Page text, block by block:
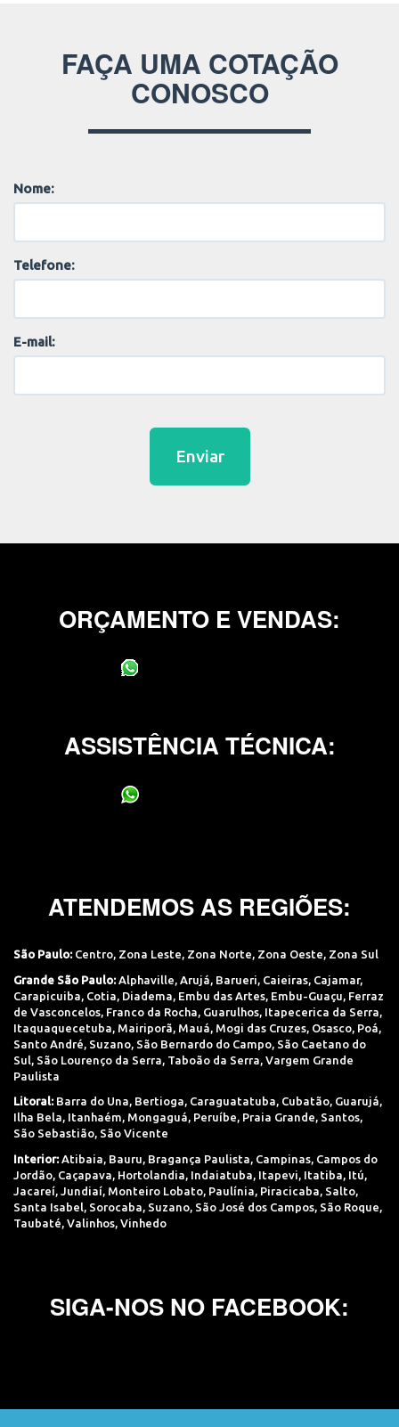
FAÇA UMA COTAÇÃO
CONOSCO
Nome:
Telefone:
E-mail:
Enviar
ORÇAMENTO E VENDAS:
ASSISTÊNCIA TÉCNICA:
ATENDEMOS AS REGIÕES:
São Paulo: Centro, Zona Leste, Zona Norte, Zona Oeste, Zona Sul
Grande São Paulo: Alphaville Arujá Barueri Caieiras Cajamar,
Carapicuiba Cotia Diadema Embu das Artes Embu-Guaçu Ferraz
de Vasconcelos Franco da Rocha Guarulhos Itapecerica da Serra
Itaquaquecetuba Mairiporã Mauá Mogi das Cruzes Osasco Poá
Santo André Suzano São Bernardo do Campo São Caetano do
Sul São Lourenço da Serra Taboão da Serra Vargem Grande
Paulista
Litoral: Barra do Una, Bertioga, Caraguatatuba, Cubatão, Guarujá,
Ilha Bela, Itanhaém, Mongaguá, Peruíbe, Praia Grande, Santos,
São Sebastião, São Vicente
Interior: Atibaia Bauru Bragança Paulista Campinas Campos do
Jordão Caçapava Hortolandia Indaiatuba Itapevi Itatiba Itú
Jacareí
Jundiaí Monteiro Lobato Paulínia Piracicaba Salto
Santa Isabel Sorocaba Suzano São José dos Campos São Roque
Taubaté Valinhos Vinhedo
SIGA-NOS NO FACEBOOK: